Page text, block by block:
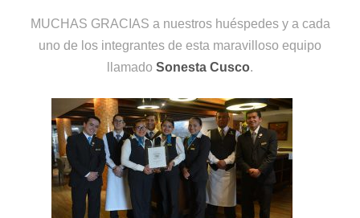
MUCHAS GRACIAS a nuestros huéspedes y a cada
uno de los integrantes de esta maravilloso equipo
llamado Sonesta Cusco.